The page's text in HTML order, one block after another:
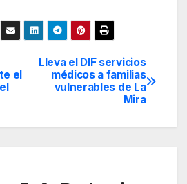
Lleva el DIF servicios
médicos a familias
vulnerables de La
Mira
el